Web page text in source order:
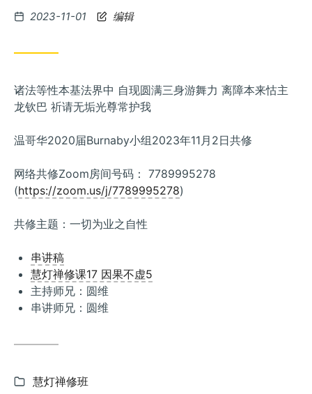
Posted
2023-11-01 编辑
诸法等性本基法界中 自现圆满三身游舞力 离障本来怙主
龙钦巴 祈请无垢光尊常护我
温哥华2020届Burnaby小组2023年11月2日共修
网络共修Zoom房间号码： 7789995278
(https://zoom.us/j/7789995278)
共修主题：一切为业之自性
串讲稿
慧灯禅修课17 因果不虚5
主持师兄：圆维
串讲师兄：圆维
Categories:
慧灯禅修班